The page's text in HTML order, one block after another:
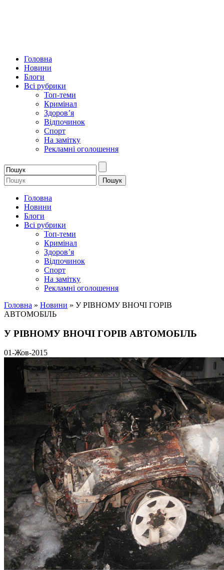
Головна
Новини
Блоги
Всі рубрики
Топ-теми
Кримінал
Здоров’я
Відпочинок
Спорт
На замітку
Рекламні оголошення
Головна
Новини
Блоги
Всі рубрики
Топ-теми
Кримінал
Здоров’я
Відпочинок
Спорт
На замітку
Рекламні оголошення
Головна » Новини » У РІВНОМУ ВНОЧІ ГОРІВ
АВТОМОБІЛЬ
У РІВНОМУ ВНОЧІ ГОРІВ АВТОМОБІЛЬ
01-Жов-2015